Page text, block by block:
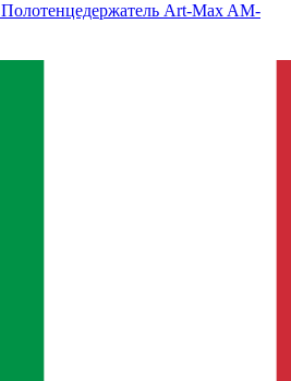
Полотенцедержатель Art-Max AM-